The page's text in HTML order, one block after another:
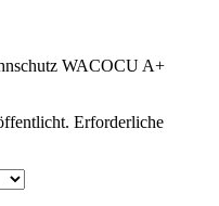
WACOCU A+
Erforderliche